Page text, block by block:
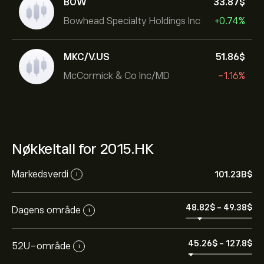
Bowhead Specialty Holdings Inc
+0.74%
MKC/V.US
McCormick & Co Inc/MD
51.86‎$‎
-1.16%
Nøkkeltall for 2015.HK
Markedsverdi i 101.23B‎$‎
Dagens område i 48.82‎$‎ - 49.38‎$‎
52U-område i 45.26‎$‎ - 127.8‎$‎